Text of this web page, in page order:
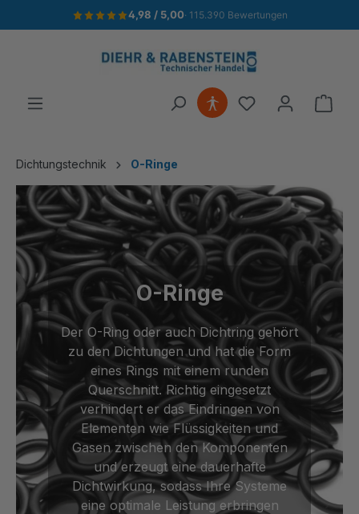
springen Gratis Versand ab 149€ Bestellwert
4,98 / 5,00· 115.390 Bewertungen
Dichtungstechnik O-Ringe
O-Ringe
Der O-Ring oder auch Dichtring gehört
zu den Dichtungen und hat die Form
eines Rings mit einem runden
Querschnitt. Richtig eingesetzt
verhindert er das Eindringen von
Elementen wie Flüssigkeiten und
Gasen zwischen den Komponenten
und erzeugt eine dauerhafte
Dichtwirkung, sodass Ihre Systeme
eine optimale Leistung erbringen